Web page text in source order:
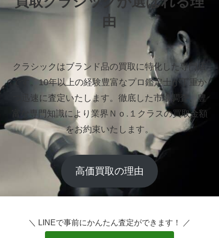
由
クラシックはブランド品の買取に特化した専門店
です。10年以上の経験豊富なプロ鑑定士が丁重か
つ迅速に査定いたします。 徹底した市場調査、豊
富な専門知識により業界Ｎｏ.１クラスの買取金額
をお約束いたします。
高価買取の理由
＼ LINEで事前にかんたん査定ができます！ ／